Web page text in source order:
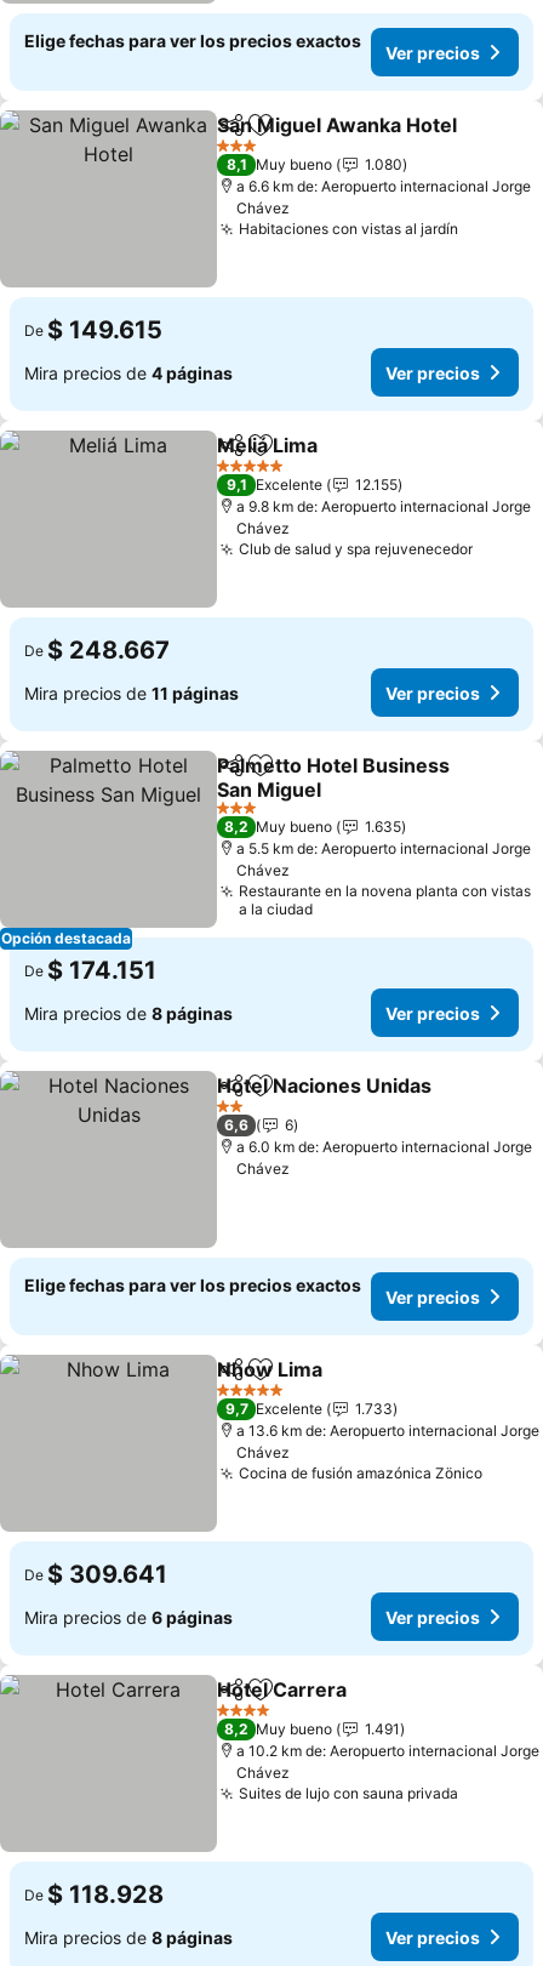
Elige fechas para ver los precios exactos
Ver precios
CompartirAgregar a favoritos
San Miguel Awanka Hotel
3 Estrellas
8,1 Muy bueno
1.080
a 6.6 km de: Aeropuerto internacional Jorge
Chávez
Habitaciones con vistas al jardín
De $ 149.615
Mira precios de 4 páginas Ver precios
CompartirAgregar a favoritos
Meliá Lima
5 Estrellas
9,1 Excelente
12.155
a 9.8 km de: Aeropuerto internacional Jorge
Chávez
Club de salud y spa rejuvenecedor
De $ 248.667
Mira precios de 11 páginas Ver precios
Opción destacada
CompartirAgregar a favoritos
Palmetto Hotel Business
San Miguel
3 Estrellas
8,2 Muy bueno
1.635
a 5.5 km de: Aeropuerto internacional Jorge
Chávez
Restaurante en la novena planta con vistas
a la ciudad
De $ 174.151
Mira precios de 8 páginas Ver precios
CompartirAgregar a favoritos
Hotel Naciones Unidas
2 Estrellas
6,6
6
a 6.0 km de: Aeropuerto internacional Jorge
Chávez
Elige fechas para ver los precios exactos
Ver precios
CompartirAgregar a favoritos
Nhow Lima
5 Estrellas
9,7 Excelente
1.733
a 13.6 km de: Aeropuerto internacional Jorge
Chávez
Cocina de fusión amazónica Zönico
De $ 309.641
Mira precios de 6 páginas Ver precios
CompartirAgregar a favoritos
Hotel Carrera
4 Estrellas
8,2 Muy bueno
1.491
a 10.2 km de: Aeropuerto internacional Jorge
Chávez
Suites de lujo con sauna privada
De $ 118.928
Mira precios de 8 páginas Ver precios